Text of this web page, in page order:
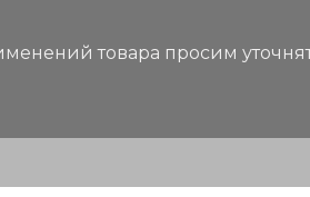
товара просим